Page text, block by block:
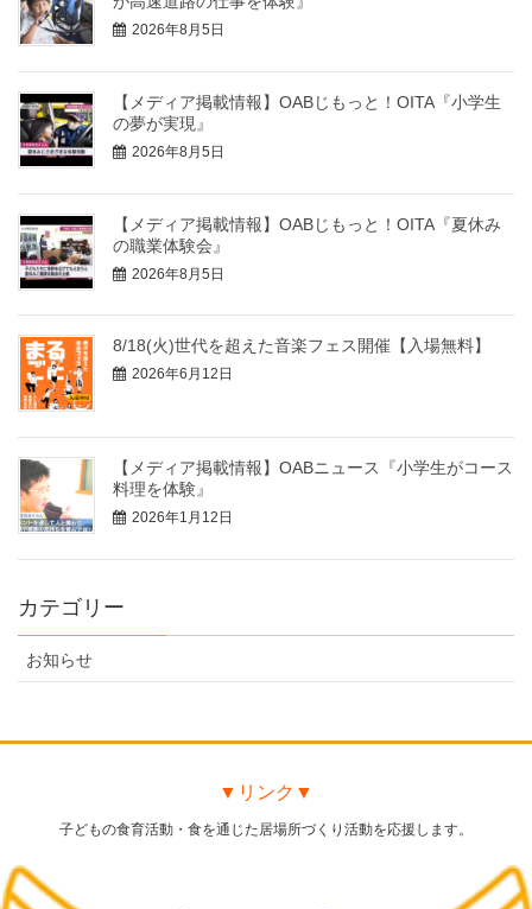
2026年8月5日
【メディア掲載情報】OABじもっと！OITA『小学生
の夢が実現』
2026年8月5日
【メディア掲載情報】OABじもっと！OITA『夏休み
の職業体験会』
2026年8月5日
8/18(火)世代を超えた音楽フェス開催【入場無料】
2026年6月12日
【メディア掲載情報】OABニュース『小学生がコース
料理を体験』
2026年1月12日
カテゴリー
お知らせ
▼リンク▼
子どもの食育活動・食を通じた居場所づくり活動を応援します。